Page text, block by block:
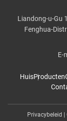
Liandong-u-Gu
Fenghua-
E-
HuisProducten
Privacybeleid